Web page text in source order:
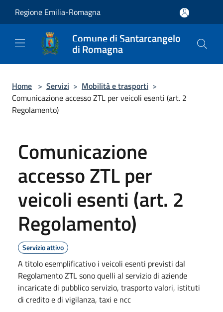
Regione Emilia-Romagna
Comune di Santarcangelo
di Romagna
Home > Servizi > Mobilità e trasporti >
Comunicazione accesso ZTL per veicoli esenti (art. 2
Regolamento)
Comunicazione
accesso ZTL per
veicoli esenti (art. 2
Regolamento)
Servizio attivo
A titolo esemplificativo i veicoli esenti previsti dal
Regolamento ZTL sono quelli al servizio di aziende
incaricate di pubblico servizio, trasporto valori, istituti
di credito e di vigilanza, taxi e ncc